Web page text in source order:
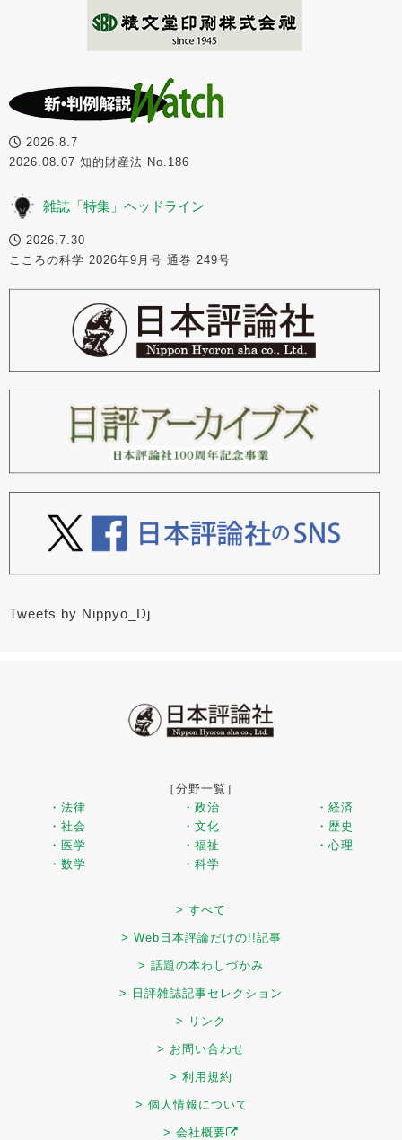
2026.8.7
2026.08.07 知的財産法 No.186
雑誌「特集」ヘッドライン
2026.7.30
こころの科学 2026年9月号 通巻 249号
Tweets by Nippyo_Dj
［分野一覧］
・法律
・政治
・経済
・社会
・文化
・歴史
・医学
・福祉
・心理
・数学
・科学
> すべて
> Web日本評論だけの!!記事
> 話題の本わしづかみ
> 日評雑誌記事セレクション
> リンク
> お問い合わせ
> 利用規約
> 個人情報について
> 会社概要